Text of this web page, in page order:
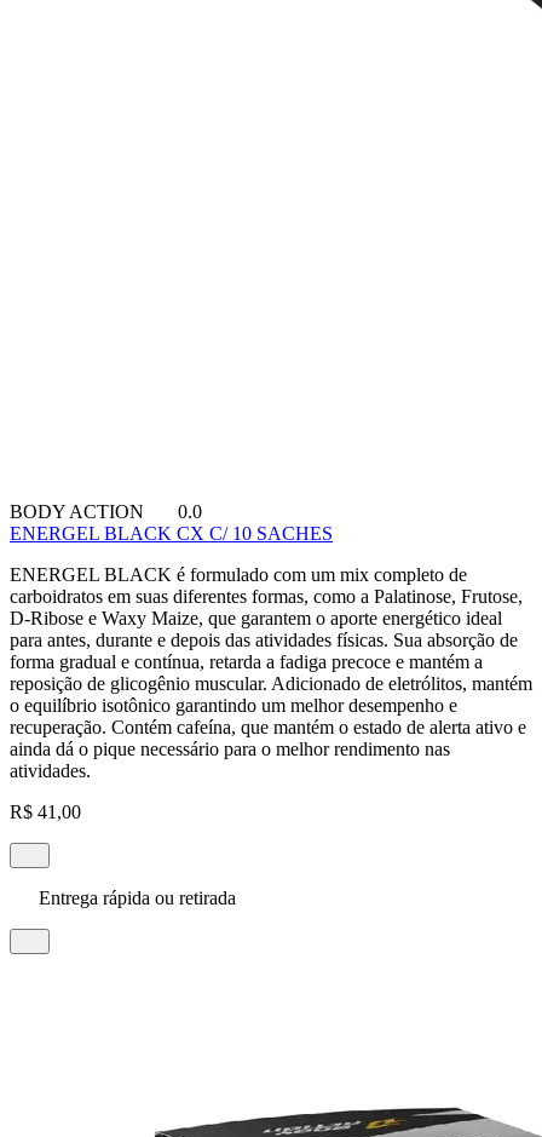
BODY ACTION
0.0
ENERGEL BLACK CX C/ 10 SACHES
ENERGEL BLACK é formulado com um mix completo de
carboidratos em suas diferentes formas, como a Palatinose, Frutose,
D-Ribose e Waxy Maize, que garantem o aporte energético ideal
para antes, durante e depois das atividades físicas. Sua absorção de
forma gradual e contínua, retarda a fadiga precoce e mantém a
reposição de glicogênio muscular. Adicionado de eletrólitos, mantém
o equilíbrio isotônico garantindo um melhor desempenho e
recuperação. Contém cafeína, que mantém o estado de alerta ativo e
ainda dá o pique necessário para o melhor rendimento nas
atividades.
R$ 41,00
Entrega rápida ou retirada